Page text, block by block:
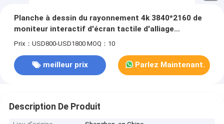
Planche à dessin du rayonnement 4k 3840*2160 de
moniteur interactif d'écran tactile d'alliage
d'aluminium basse
Prix：USD800-USD1800 MOQ：10
meilleur prix Parlez Maintenant.
Description De Produit